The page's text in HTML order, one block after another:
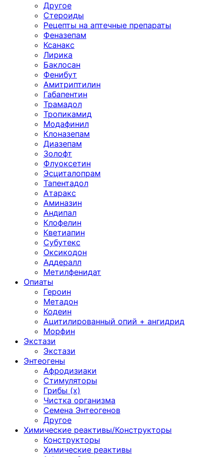
Другое
Стероиды
Рецепты на аптечные препараты
Феназепам
Ксанакс
Лирика
Баклосан
Фенибут
Амитриптилин
Габапентин
Трамадол
Тропикамид
Модафинил
Клоназепам
Диазепам
Золофт
Флуоксетин
Эсциталопрам
Тапентадол
Атаракс
Аминазин
Андипал
Клофелин
Кветиапин
Субутекс
Оксикодон
Аддералл
Метилфенидат
Опиаты
Героин
Метадон
Кодеин
Ацитилированный опий + ангидрид
Морфин
Экстази
Экстази
Энтеогены
Афродизиаки
Стимуляторы
Грибы (х)
Чистка организма
Семена Энтеогенов
Другое
Химические реактивы/Конструкторы
Конструкторы
Химические реактивы